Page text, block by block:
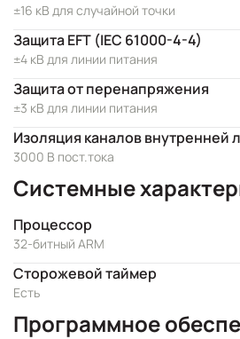
±16 кВ для случайной точки
Защита EFT (IEC 61000-4-4)
±4 кВ для линии питания
Защита от перенапряжения
±3 кВ для линии питания
Изоляция каналов внутренней
3000 В пост.тока
Системные
Процессор
32-битный ARM
Сторожевой таймер
Есть
Программное